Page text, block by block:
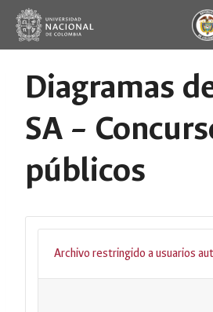
Saltar
contenido
.
Diagramas
SA –
públicos
Archivo restringido a usuarios